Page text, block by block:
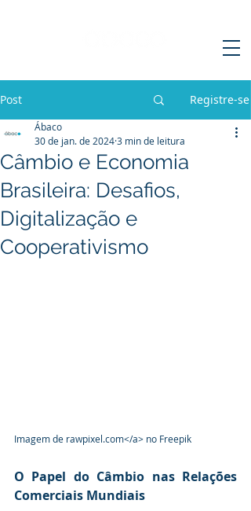
Post Registre-se
Câmbio e Economia
Brasileira: Desafios,
Digitalização e
Cooperativismo
Ábaco
30 de jan. de 20243 min de leitura
Imagem de rawpixel.com</a> no Freepik
O Papel do Câmbio nas Relações
Comerciais Mundiais